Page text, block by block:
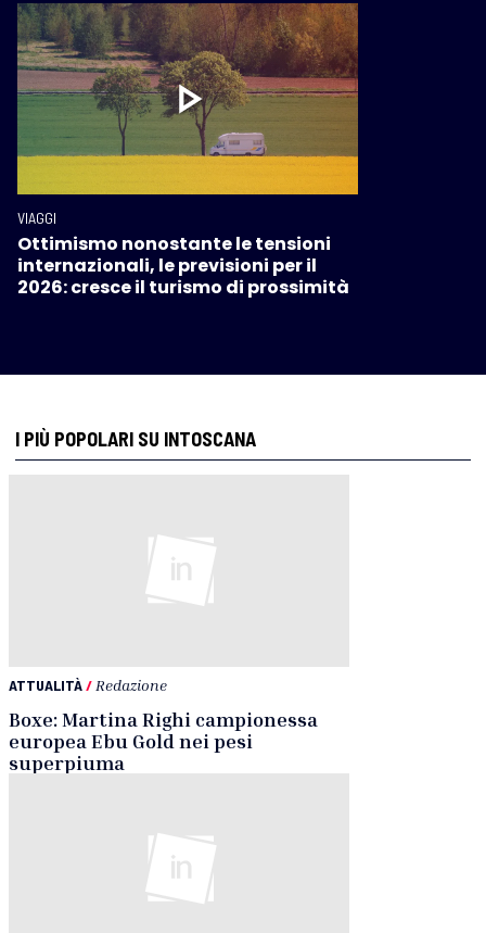
VIAGGI
Ottimismo nonostante le tensioni
internazionali, le previsioni per il
2026: cresce il turismo di prossimità
I PIÙ POPOLARI SU INTOSCANA
ATTUALITÀ/ Redazione
Boxe: Martina Righi campionessa
europea Ebu Gold nei pesi
superpiuma